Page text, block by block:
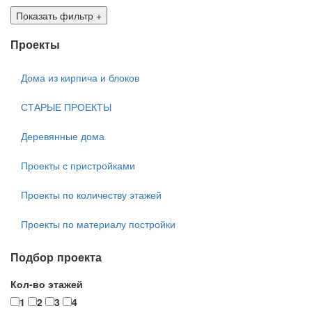
Показать фильтр +
Проекты
Дома из кирпича и блоков
СТАРЫЕ ПРОЕКТЫ
Деревянные дома
Проекты с пристройками
Проекты по количеству этажей
Проекты по материалу постройки
Подбор проекта
Кол-во этажей
1
2 3
4